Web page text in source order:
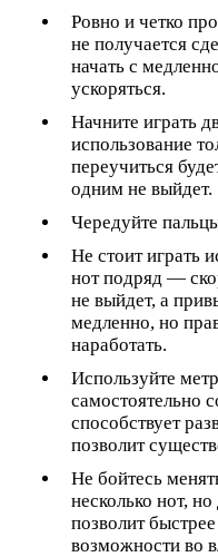
Ровно и четко
не получается
начать с
ускоряться.
Начните играть
использование
переучиться
одним не выйдет.
Чередуйте
Не стоит играть
нот подряд —
не выйдет, а
медленно, но
наработать.
Используйте
самостоятельно
способствует
позволит
Не бойтесь
несколько нот,
позволит
возможности во